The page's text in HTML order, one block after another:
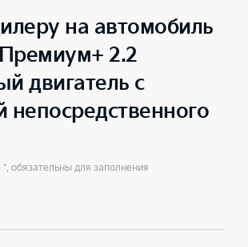
на автомобиль
2.2
двигатель с
непосредственного
обязательны для заполнения